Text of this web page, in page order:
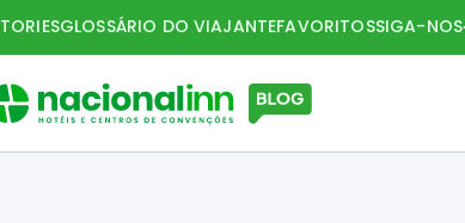
GLOSSÁRIO DO VIAJANTEFAVORITOSSIGA-NOS